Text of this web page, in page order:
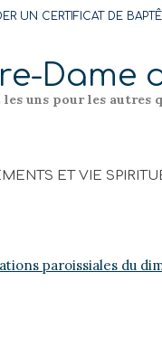
UN CERTIFICAT DE
Dame
les uns pour les
ET VIE
paroissiales du